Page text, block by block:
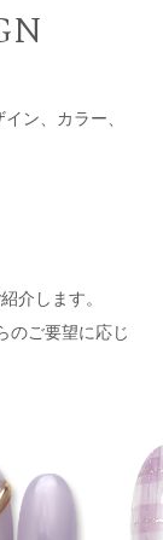
ン、カラー、
介します。
のご要望に応じ